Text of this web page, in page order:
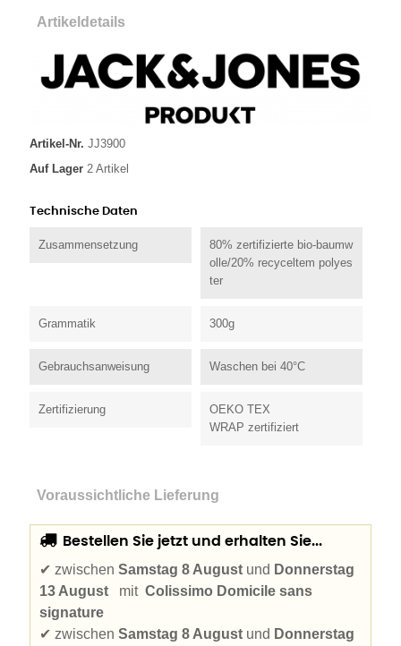
Artikeldetails
Artikel-Nr. JJ3900
Auf Lager 2 Artikel
Technische Daten
Zusammensetzung
80% zertifizierte bio-baumw
olle/20% recyceltem polyes
ter
Grammatik 300g
Gebrauchsanweisung Waschen bei 40°C
Zertifizierung
OEKO TEX
WRAP zertifiziert
Voraussichtliche Lieferung
Bestellen Sie jetzt und erhalten Sie...
✔ zwischen Samstag 8 August und Donnerstag
13 August
mitColissimo Domicile sans
signature
✔ zwischen Samstag 8 August und Donnerstag